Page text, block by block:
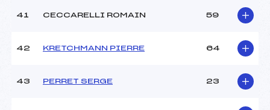
41 CECCARELLI ROMAIN 59
42 KRETCHMANN PIERRE 64
43 PERRET SERGE 23